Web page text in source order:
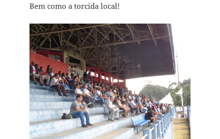
Bem como a torcida local!